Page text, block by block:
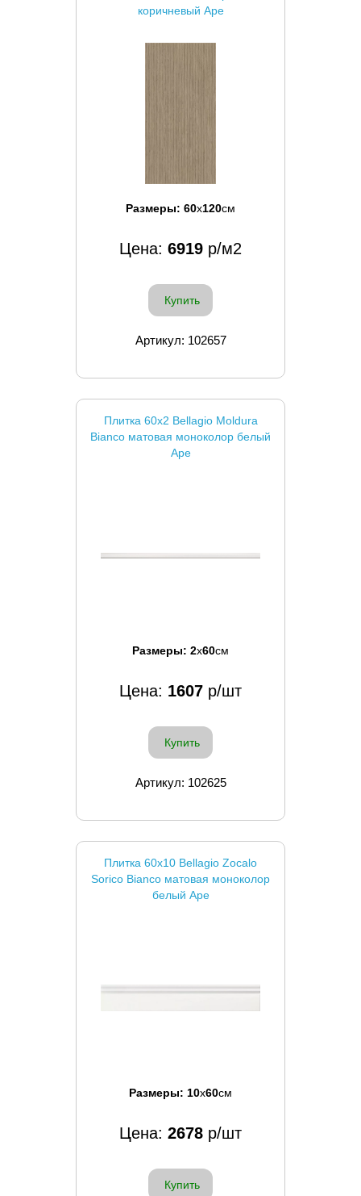
коричневый Ape
Размеры: 60x120см
Цена: 6919 р/м2
Купить
Артикул: 102657
Плитка 60x2 Bellagio Moldura
Bianco матовая моноколор белый
Ape
Размеры: 2x60см
Цена: 1607 р/шт
Купить
Артикул: 102625
Плитка 60x10 Bellagio Zocalo
Sorico Bianco матовая моноколор
белый Ape
Размеры: 10x60см
Цена: 2678 р/шт
Купить